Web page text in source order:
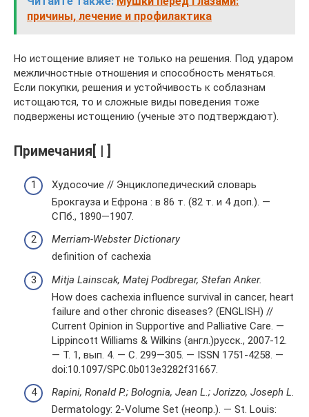
причины, лечение и профилактика
Но истощение влияет не только на решения. Под ударом
межличностные отношения и способность меняться.
Если покупки, решения и устойчивость к соблазнам
истощаются, то и сложные виды поведения тоже
подвержены истощению (ученые это подтверждают).
Примечания[ | ]
Худосочие // Энциклопедический словарь
Брокгауза и Ефрона : в 86 т. (82 т. и 4 доп.). —
СПб., 1890—1907.
Merriam-Webster Dictionary
definition of cachexia
Mitja Lainscak, Matej Podbregar, Stefan Anker.
How does cachexia influence survival in cancer, heart
failure and other chronic diseases? (ENGLISH) //
Current Opinion in Supportive and Palliative Care. —
Lippincott Williams & Wilkins (англ.)русск., 2007-12.
— Т. 1, вып. 4. — С. 299—305. — ISSN 1751-4258. —
doi:10.1097/SPC.0b013e3282f31667.
Rapini, Ronald P.; Bolognia, Jean L.; Jorizzo, Joseph L.
Dermatology: 2-Volume Set (неопр.). — St. Louis: